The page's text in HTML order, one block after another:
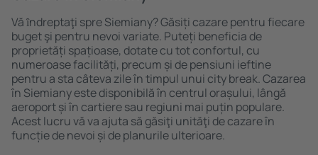
Vă ȋndreptaţi spre Siemiany? Găsiți cazare pentru fiecare
buget şi pentru nevoi variate. Puteți beneficia de
proprietăți spațioase, dotate cu tot confortul, cu
numeroase facilități, precum și de pensiuni ieftine
pentru a sta câteva zile în timpul unui city break. Cazarea
în Siemiany este disponibilă în centrul orașului, lângă
aeroport și în cartiere sau regiuni mai puțin populare.
Acest lucru vă va ajuta să găsiţi unităţi de cazare în
funcție de nevoi și de planurile ulterioare.